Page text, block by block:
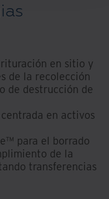
en sitio y
de la recolección
de destrucción de
en activos
para el borrado
de la
transferencias